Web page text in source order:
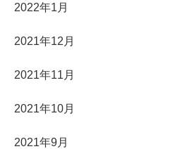
2022年1月
2021年12月
2021年11月
2021年10月
2021年9月